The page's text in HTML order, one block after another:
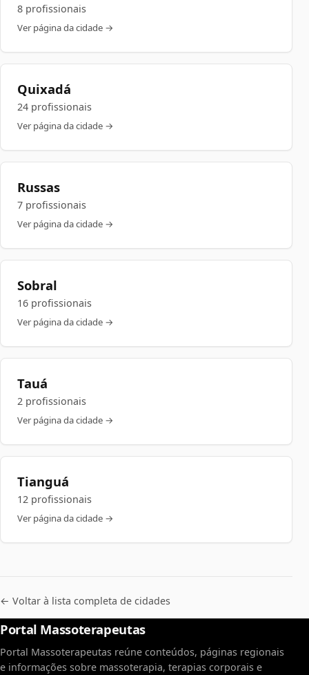
8 profissionais
Ver página da cidade →
Quixadá
24 profissionais
Ver página da cidade →
Russas
7 profissionais
Ver página da cidade →
Sobral
16 profissionais
Ver página da cidade →
Tauá
2 profissionais
Ver página da cidade →
Tianguá
12 profissionais
Ver página da cidade →
← Voltar à lista completa de cidades
Portal Massoterapeutas
Portal Massoterapeutas reúne conteúdos, páginas regionais
e informações sobre massoterapia, terapias corporais e